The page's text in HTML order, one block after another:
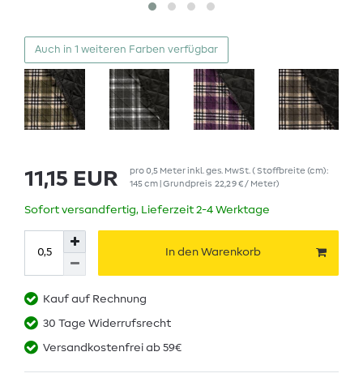
Auch in 1 weiteren Farben verfügbar
11,15 EUR pro0,5 Meterinkl. ges. MwSt. ( Stoffbreite (cm):
145 cm | Grundpreis 22,29 € / Meter)
Sofort versandfertig, Lieferzeit 2-4 Werktage
In den Warenkorb
Kauf auf Rechnung
30 Tage Widerrufsrecht
Versandkostenfrei ab 59€